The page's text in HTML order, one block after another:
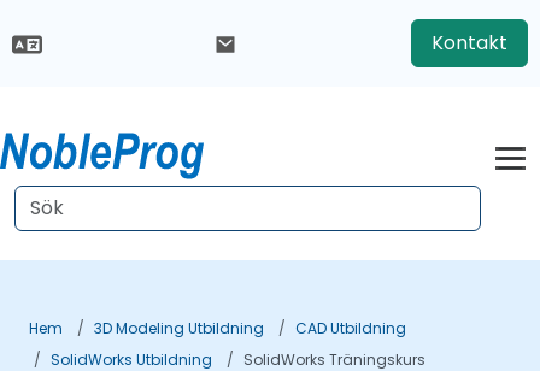
Kontakt
Hem 3D Modeling Utbildning
CAD Utbildning
SolidWorks Utbildning
SolidWorks Träningskurs